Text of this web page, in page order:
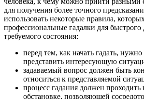
для получения более точного
использовать некоторые правила,
профессиональные гадалки для
требуемого состояния:
перед тем, как начать гадать, нужно
представить интересующую
задаваемый вопрос должен быть
относиться к представляемой
процесс гадания должен проходить
обстановке, позволяющей